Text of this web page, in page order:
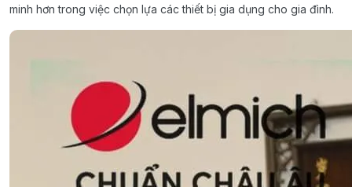
minh hơn trong việc chọn lựa các thiết bị gia dụng cho gia đình.